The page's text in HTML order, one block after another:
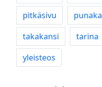
pitkäsivu
takakansi
tarina
yleisteos